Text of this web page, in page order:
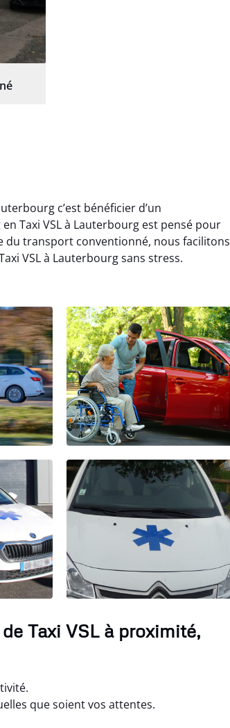
c’est bénéficier d’un
Taxi VSL à Lauterbourg est pensé pour
du transport conventionné, nous facilitons
VSL à Lauterbourg sans stress.
Taxi VSL à proximité,
que soient vos attentes.